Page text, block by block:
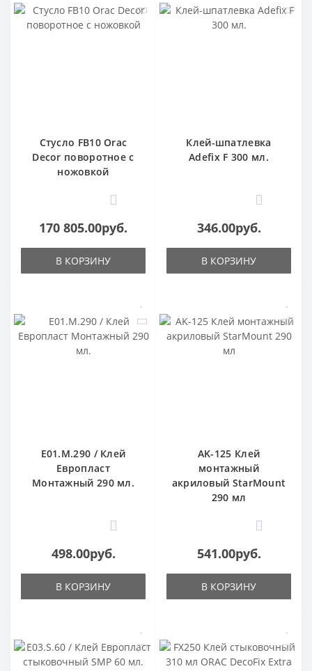
Стусло FB10 Orac
Decor поворотное с
ножовкой
1
170 805.00руб.
В КОРЗИНУ
Клей-шпатлевка
Adefix F 300 мл.
0
346.00руб.
В КОРЗИНУ
E01.M.290 / Клей
Европласт
Монтажный 290 мл.
0
498.00руб.
В КОРЗИНУ
AK-125 Клей
монтажный
акриловый StarMount
290 мл
0
541.00руб.
В КОРЗИНУ